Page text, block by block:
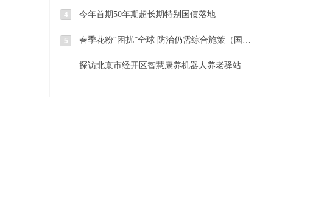
今年首期50年期超长期特别国债落地
春季花粉“困扰”全球 防治仍需综合施策（国际视点）
探访北京市经开区智慧康养机器人养老驿站 科技与温暖相伴相融